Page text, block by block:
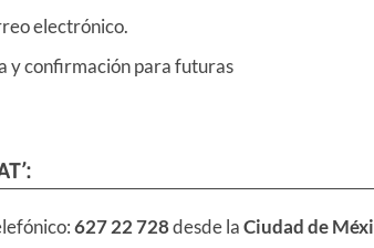
electrónico.
y confirmación para futuras
627 22 728desde laCiudad de